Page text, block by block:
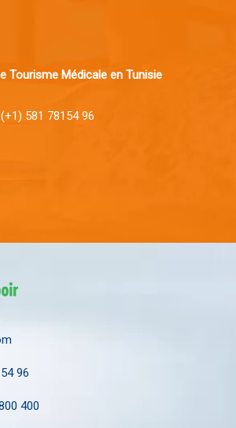
Tourisme Médicale en Tunisie
(+1) 581 78154 96
96
400